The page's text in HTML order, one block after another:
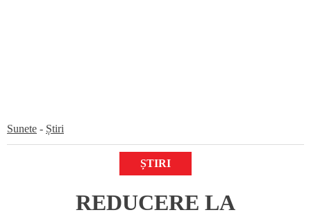
Sunete - Știri
ȘTIRI
REDUCERE LA